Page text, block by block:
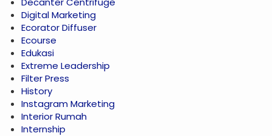
Digital Marketing
Ecorator Diffuser
Ecourse
Edukasi
Extreme Leadership
Filter Press
History
Instagram Marketing
Interior Rumah
Internship